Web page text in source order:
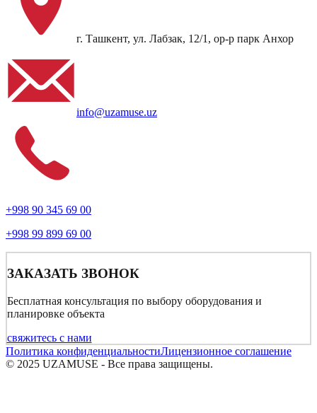
г. Ташкент, ул. Лабзак, 12/1, ор-р парк Анхор
info@uzamuse.uz
+998 90 345 69 00
+998 99 899 69 00
ЗАКАЗАТЬ ЗВОНОК
Бесплатная консультация по выбору оборудования и
планировке объекта
свяжитесь с нами
Политика конфиденциальностиЛицензионное соглашение
© 2025 UZAMUSE - Все права защищены.